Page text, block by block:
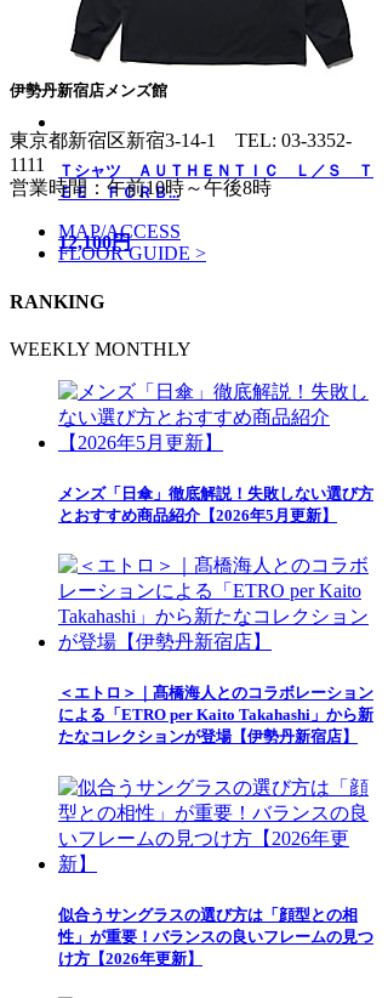
Ｔシャツ ＡＵＴＨＥＮＴＩＣ Ｌ／Ｓ Ｔ
ＥＥ ＦＣＲＢ...
12,100円
伊勢丹新宿店メンズ館
東京都新宿区新宿3-14-1 TEL: 03-3352-
1111
営業時間：午前10時～午後8時
MAP/ACCESS
FLOOR GUIDE >
RANKING
WEEKLY MONTHLY
メンズ「日傘」徹底解説！失敗しない選び方
とおすすめ商品紹介【2026年5月更新】
＜エトロ＞｜髙橋海人とのコラボレーション
による「ETRO per Kaito Takahashi」から新
たなコレクションが登場【伊勢丹新宿店】
似合うサングラスの選び方は「顔型との相
性」が重要！バランスの良いフレームの見つ
け方【2026年更新】